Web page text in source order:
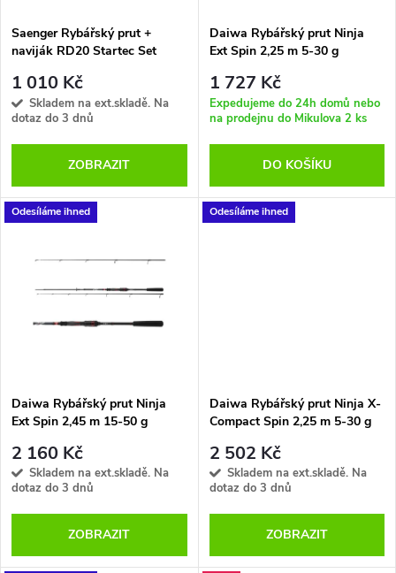
p
r
o
d
u
s
p
r
o
d
Saenger Rybářský prut +
naviják RD20 Startec Set
40g
1 010 Kč
Skladem na ext.skladě. Na
dotaz do 3 dnů
ZOBRAZIT
Daiwa Rybářský prut Ninja
Ext Spin 2,25 m 5-30 g
1 727 Kč
Expedujeme do 24h domů nebo
na prodejnu do Mikulova 2 ks
DO KOŠÍKU
Odesíláme ihned
Daiwa Rybářský prut Ninja
Ext Spin 2,45 m 15-50 g
2 160 Kč
Skladem na ext.skladě. Na
dotaz do 3 dnů
ZOBRAZIT
Odesíláme ihned
Daiwa Rybářský prut Ninja X-
Compact Spin 2,25 m 5-30 g
2 502 Kč
Skladem na ext.skladě. Na
dotaz do 3 dnů
ZOBRAZIT